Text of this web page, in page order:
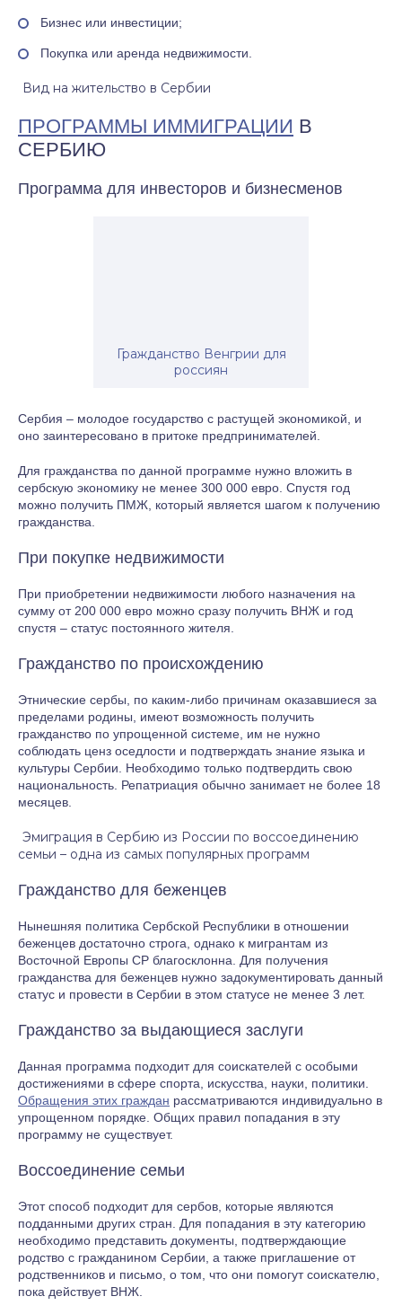
Бизнес или инвестиции;
Покупка или аренда недвижимости.
Вид на жительство в Сербии
ПРОГРАММЫ ИММИГРАЦИИ В
СЕРБИЮ
Программа для инвесторов и бизнесменов
Гражданство Венгрии для
россиян
Сербия – молодое государство с растущей экономикой, и
оно заинтересовано в притоке предпринимателей.
Для гражданства по данной программе нужно вложить в
сербскую экономику не менее 300 000 евро. Спустя год
можно получить ПМЖ, который является шагом к получению
гражданства.
При покупке недвижимости
При приобретении недвижимости любого назначения на
сумму от 200 000 евро можно сразу получить ВНЖ и год
спустя – статус постоянного жителя.
Гражданство по происхождению
Этнические сербы, по каким-либо причинам оказавшиеся за
пределами родины, имеют возможность получить
гражданство по упрощенной системе, им не нужно
соблюдать ценз оседлости и подтверждать знание языка и
культуры Сербии. Необходимо только подтвердить свою
национальность. Репатриация обычно занимает не более 18
месяцев.
Эмиграция в Сербию из России по воссоединению
семьи – одна из самых популярных программ
Гражданство для беженцев
Нынешняя политика Сербской Республики в отношении
беженцев достаточно строга, однако к мигрантам из
Восточной Европы СР благосклонна. Для получения
гражданства для беженцев нужно задокументировать данный
статус и провести в Сербии в этом статусе не менее 3 лет.
Гражданство за выдающиеся заслуги
Данная программа подходит для соискателей с особыми
достижениями в сфере спорта, искусства, науки, политики.
Обращения этих граждан рассматриваются индивидуально в
упрощенном порядке. Общих правил попадания в эту
программу не существует.
Воссоединение семьи
Этот способ подходит для сербов, которые являются
подданными других стран. Для попадания в эту категорию
необходимо представить документы, подтверждающие
родство с гражданином Сербии, а также приглашение от
родственников и письмо, о том, что они помогут соискателю,
пока действует ВНЖ.